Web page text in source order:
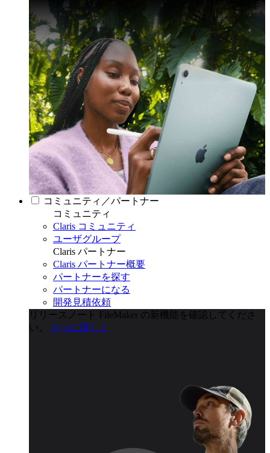
コミュニティ／パートナー
コミュニティ
Claris コミュニティ
ユーザグループ
Claris パートナー
Claris パートナー概要
パートナーを探す
パートナーになる
開発見積依頼
リリースノート
FileMaker の新機能を確認してくださ
い。
さらに詳しく